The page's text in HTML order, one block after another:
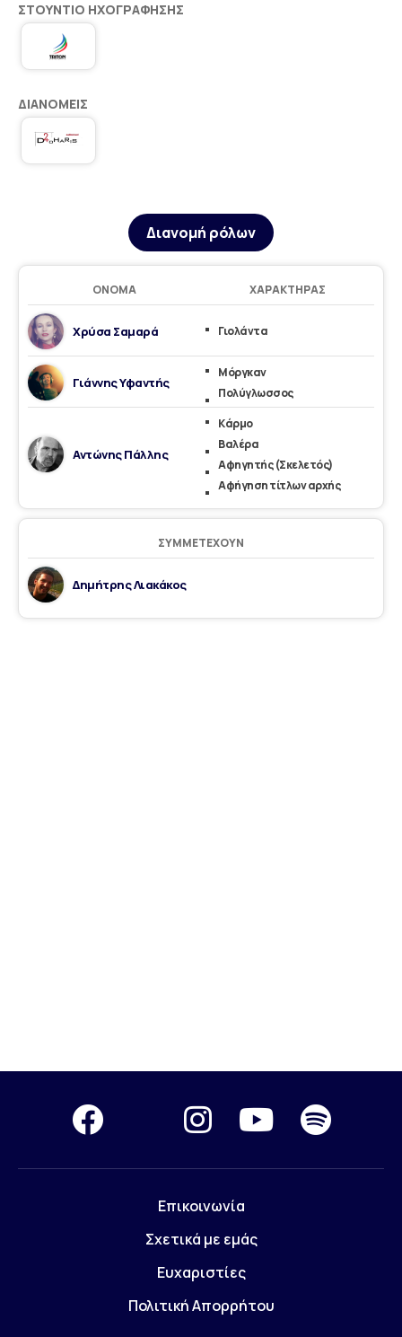
ΣΤΟΎΝΤΙΟ ΗΧΟΓΡΆΦΗΣΗΣ
ΔΙΑΝΟΜΕΊΣ
Διανομή ρόλων
ΌΝΟΜΑ ΧΑΡΑΚΤΉΡΑΣ
Χρύσα Σαμαρά Γιολάντα
Γιάννης Υφαντής
Μόργκαν
Πολύγλωσσος
Αντώνης Πάλλης
Κάρμο
Βαλέρα
Αφηγητής (Σκελετός)
Αφήγηση τίτλων αρχής
ΣΥΜΜΕΤΈΧΟΥΝ
Δημήτρης Λιακάκος
Επικοινωνία
Σχετικά με εμάς
Ευχαριστίες
Πολιτική Απορρήτου